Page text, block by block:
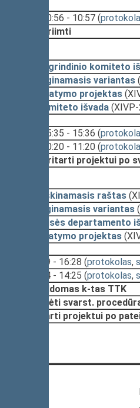
10:56 - 10:57 (
Priimti
Pagrindinio komiteto
Lyginamasis variantas
Įstatymo projektas
Komiteto išvada
15:35 - 15:36 (
10:20 - 11:20 (
Pritarti projektui po
Aiškinamasis raštas
Lyginamasis variantas
Teisės departamento
Įstatymo projektas
15:29 - 16:28 (protokolas,
14:24 - 14:25 (protokolas,
Papildomas k-tas TTK
Pradėti svarst.
Pritarti projektui po